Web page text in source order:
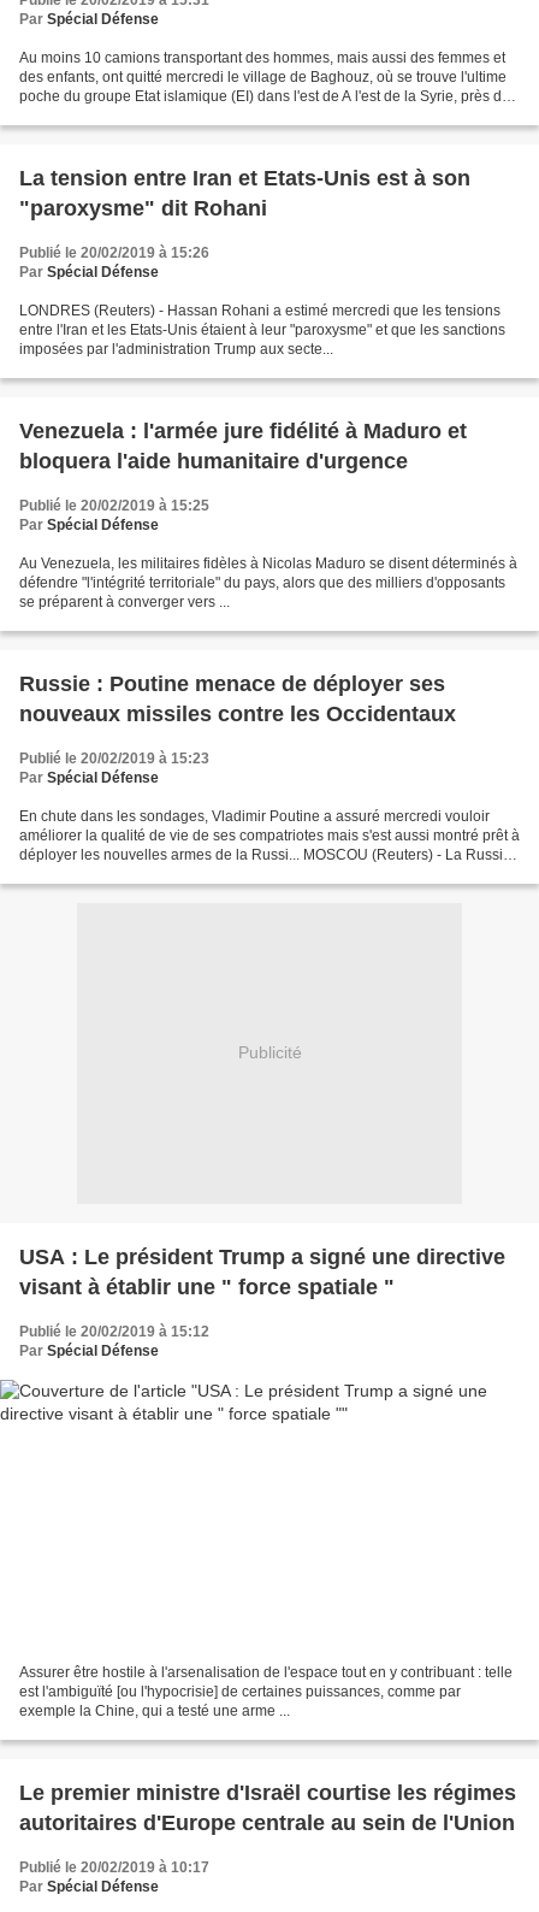
Par Spécial Défense
Au moins 10 camions transportant des hommes, mais aussi des femmes et
des enfants, ont quitté mercredi le village de Baghouz, où se trouve l'ultime
poche du groupe Etat islamique (EI) dans l'est de A l'est de la Syrie, près de
La tension entre Iran et Etats-Unis est à son
"paroxysme" dit Rohani
Publié le 20/02/2019 à 15:26
Par Spécial Défense
LONDRES (Reuters) - Hassan Rohani a estimé mercredi que les tensions
entre l'Iran et les Etats-Unis étaient à leur "paroxysme" et que les sanctions
imposées par l'administration Trump aux secte...
Venezuela : l'armée jure fidélité à Maduro et
bloquera l'aide humanitaire d'urgence
Publié le 20/02/2019 à 15:25
Par Spécial Défense
Au Venezuela, les militaires fidèles à Nicolas Maduro se disent déterminés à
défendre "l'intégrité territoriale" du pays, alors que des milliers d'opposants
se préparent à converger vers ...
Russie : Poutine menace de déployer ses
nouveaux missiles contre les Occidentaux
Publié le 20/02/2019 à 15:23
Par Spécial Défense
En chute dans les sondages, Vladimir Poutine a assuré mercredi vouloir
améliorer la qualité de vie de ses compatriotes mais s'est aussi montré prêt à
déployer les nouvelles armes de la Russi... MOSCOU (Reuters) - La Russie
Publicité
USA : Le président Trump a signé une directive
visant à établir une " force spatiale "
Publié le 20/02/2019 à 15:12
Par Spécial Défense
Assurer être hostile à l'arsenalisation de l'espace tout en y contribuant : telle
est l'ambiguïté [ou l'hypocrisie] de certaines puissances, comme par
exemple la Chine, qui a testé une arme ...
Le premier ministre d'Israël courtise les régimes
autoritaires d'Europe centrale au sein de l'Union
Publié le 20/02/2019 à 10:17
Par Spécial Défense